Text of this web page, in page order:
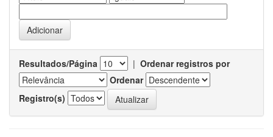
Resultados/Página | Ordenar registros por
Ordenar
Registro(s)